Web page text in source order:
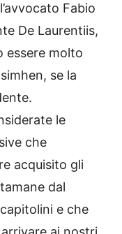
Fabio
De Laurentiis,
essere molto
se la
le
che
acquisito gli
dal
e che